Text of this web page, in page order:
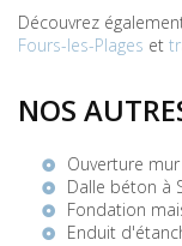
Découvrez
Fours-les-Plages et
NOS
Ouverture
Dalle béton à
Fondation
Enduit